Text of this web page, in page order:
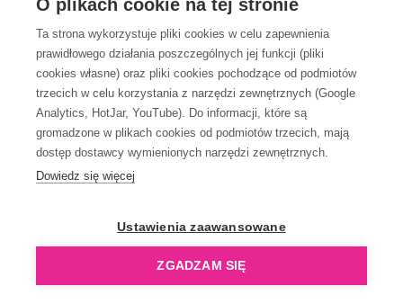
O plikach cookie na tej stronie
Ta strona wykorzystuje pliki cookies w celu zapewnienia
prawidłowego działania poszczególnych jej funkcji (pliki
cookies własne) oraz pliki cookies pochodzące od podmiotów
trzecich w celu korzystania z narzędzi zewnętrznych (Google
Analytics, HotJar, YouTube). Do informacji, które są
gromadzone w plikach cookies od podmiotów trzecich, mają
dostęp dostawcy wymienionych narzędzi zewnętrznych.
Dowiedz się więcej
Ustawienia zaawansowane
ZGADZAM SIĘ
KONTAKT
OpenGift jest częścią ReflectGroup.